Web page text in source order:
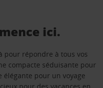
ici.
pour répondre à tous vos
compacte séduisante pour
élégante pour un voyage